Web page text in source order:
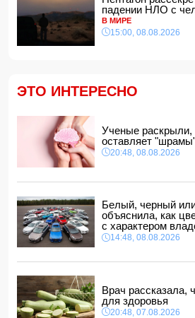
с церемонией помолвки с участием
несовершеннолетней
14:28, 08.08.2026
Найдено тело утонувшего в море
обвинений в адрес Инфантино
ВС РФ взяли под контроль
области
14:04, 08.08.2026
Прогноз погоды в Азербайджане на
14:00, 08.08.2026
Никол Пашинян позвонил Ильхаму
12:48, 08.08.2026
СМИ: США ищут на Кубе фигуру для
"венесуэльского сценария"
падении НЛО с
В МИРЕ
15:00, 08.08.2026
ЭТО ИНТЕРЕСНО
Ученые раскрыли,
оставляет
20:48, 08.08.2026
Белый, черный
объяснила, как
с характером
14:48, 08.08.2026
Врач рассказала,
для здоровья
20:48, 07.08.2026